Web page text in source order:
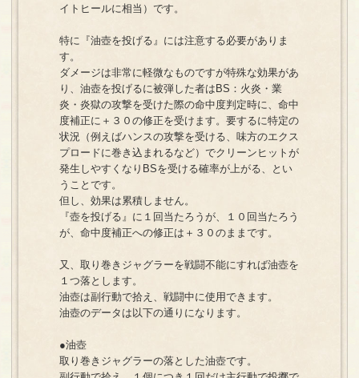
イトヒールに相当）です。
特に『油壺を投げる』には注意する必要がありま
す。
ダメージは非常に軽微なものですが特殊な効果があ
り、油壺を投げるに被弾した者はBS：火炎・業
炎・炎獄の攻撃を受けた際の命中度判定時に、命中
度補正に＋３０の修正を受けます。要するに特定の
状況（例えばハンスの攻撃を受ける、味方のエクス
プロードに巻き込まれるなど）でクリーンヒットが
発生しやすくなりBSを受ける確率が上がる、とい
うことです。
但し、効果は累積しません。
『壺を投げる』に１回当たろうが、１０回当たろう
が、命中度補正への修正は＋３０のままです。
又、取り巻きジャグラーを戦闘不能にすれば油壺を
１つ落とします。
油壺は副行動で拾え、戦闘中に使用できます。
油壺のデータは以下の通りになります。
●油壺
取り巻きジャグラーの落とした油壺です。